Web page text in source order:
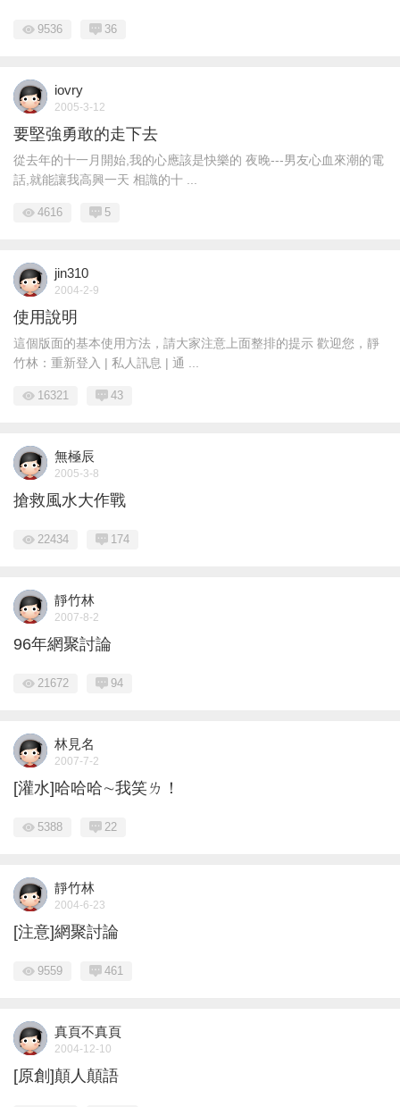
9536 36
iovry
2005-3-12
要堅強勇敢的走下去
從去年的十一月開始,我的心應該是快樂的 夜晚---男友心血來潮的電
話,就能讓我高興一天 相識的十 ...
4616 5
jin310
2004-2-9
使用說明
這個版面的基本使用方法，請大家注意上面整排的提示 歡迎您，靜
竹林：重新登入 | 私人訊息 | 通 ...
16321 43
無極辰
2005-3-8
搶救風水大作戰
22434 174
靜竹林
2007-8-2
96年網聚討論
21672 94
林見名
2007-7-2
[灌水]哈哈哈∼我笑ㄌ！
5388 22
靜竹林
2004-6-23
[注意]網聚討論
9559 461
真頁不真頁
2004-12-10
[原創]顛人顛語